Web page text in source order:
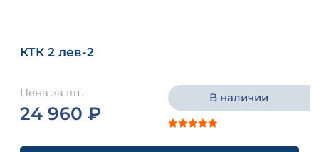
КТК 2 лев-2
Цена за шт.
24 960 ₽
В наличии